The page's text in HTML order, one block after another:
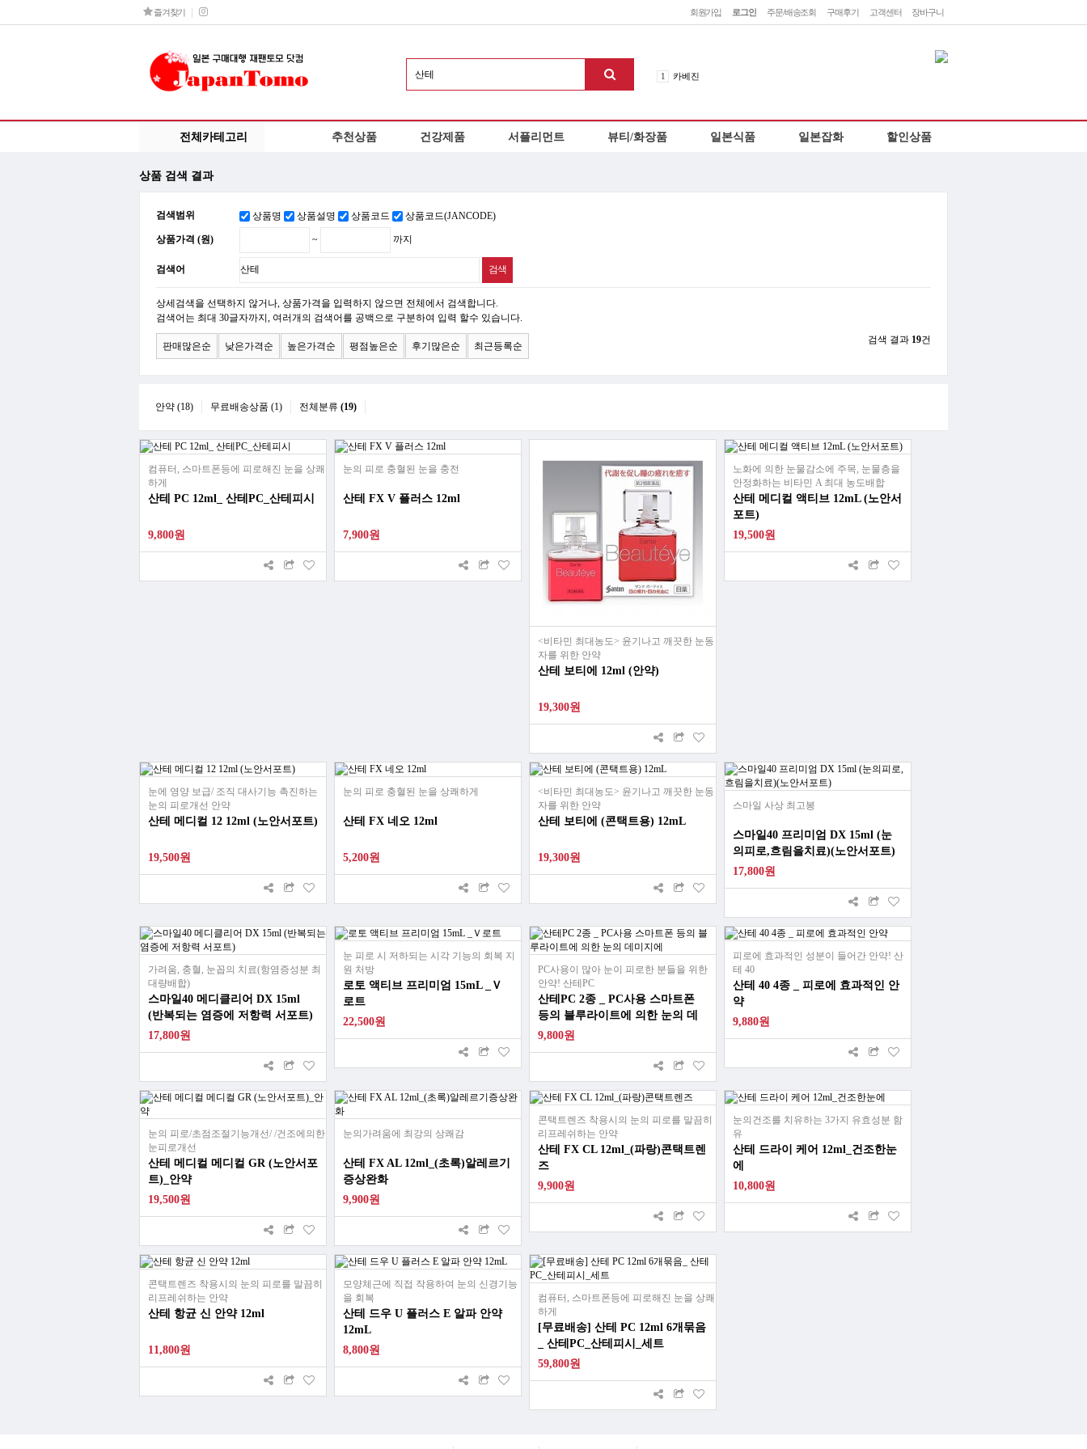
회원가입 로그인 주문/배송조회 구매후기 고객센터 장바구니
즐겨찾기
1 카베진
4 이노치노하하
전체카테고리 추천상품 건강제품 서플리먼트 뷰티/화장품 일본식품 일본잡화 할인상품
상품 검색 결과
검색범위 상품명 상품설명 상품코드 상품코드(JANCODE)
상품가격 (원) ~ 까지
검색어
상세검색을 선택하지 않거나, 상품가격을 입력하지 않으면 전체에서 검색합니다.
검색어는 최대 30글자까지, 여러개의 검색어를 공백으로 구분하여 입력 할수 있습니다.
판매많은순 낮은가격순 높은가격순 평점높은순 후기많은순 최근등록순
검색 결과 19건
안약 (18) 무료배송상품 (1) 전체분류 (19)
컴퓨터, 스마트폰등에 피로해진 눈을 상쾌
하게
산테 PC 12ml_ 산테PC_산테피시
9,800원
눈의 피로 충혈된 눈을 충전
산테 FX V 플러스 12ml
7,900원
<비타민 최대농도> 윤기나고 깨끗한 눈동
자를 위한 안약
산테 보티에 12ml (안약)
19,300원
노화에 의한 눈물감소에 주목, 눈물층을
안정화하는 비타민 A 최대 농도배합
산테 메디컬 액티브 12mL (노안서
포트)
19,500원
눈에 영양 보급/ 조직 대사기능 촉진하는
눈의 피로개선 안약
산테 메디컬 12 12ml (노안서포트)
19,500원
눈의 피로 충혈된 눈을 상쾌하게
산테 FX 네오 12ml
5,200원
<비타민 최대농도> 윤기나고 깨끗한 눈동
자를 위한 안약
산테 보티에 (콘택트용) 12mL
19,300원
스마일 사상 최고봉
스마일40 프리미엄 DX 15ml (눈
의피로,흐림을치료)(노안서포트)
17,800원
가려움, 충혈, 눈꼽의 치료(항염증성분 최
대량배합)
스마일40 메디클리어 DX 15ml
(반복되는 염증에 저항력 서포트)
17,800원
눈 피로 시 저하되는 시각 기능의 회복 지
원 처방
로토 액티브 프리미엄 15mL _Ｖ
로트
22,500원
PC사용이 많아 눈이 피로한 분들을 위한
안약! 산테PC
산테PC 2종 _ PC사용 스마트폰
등의 블루라이트에 의한 눈의 데
미지에
9,800원
피로에 효과적인 성분이 들어간 안약! 산
테 40
산테 40 4종 _ 피로에 효과적인 안
약
9,880원
눈의 피로/초점조절기능개선/ /건조에의한
눈피로개선
산테 메디컬 메디컬 GR (노안서포
트)_안약
19,500원
눈의가려움에 최강의 상쾌감
산테 FX AL 12ml_(초록)알레르기
증상완화
9,900원
콘택트렌즈 착용시의 눈의 피로를 말끔히
리프레쉬하는 안약
산테 FX CL 12ml_(파랑)콘택트렌
즈
9,900원
눈의건조를 치유하는 3가지 유효성분 함
유
산테 드라이 케어 12ml_건조한눈
에
10,800원
콘택트렌즈 착용시의 눈의 피로를 말끔히
리프레쉬하는 안약
산테 항균 신 안약 12ml
11,800원
모양체근에 직접 작용하여 눈의 신경기능
을 회복
산테 드우 U 플러스 E 알파 안약
12mL
8,800원
컴퓨터, 스마트폰등에 피로해진 눈을 상쾌
하게
[무료배송] 산테 PC 12ml 6개묶음
_ 산테PC_산테피시_세트
59,800원